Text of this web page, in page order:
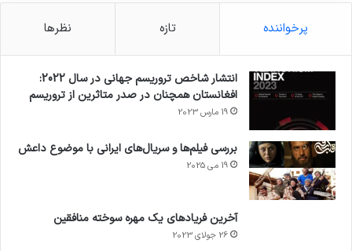
پرخواننده تازه نظرها
انتشار شاخص تروریسم جهانی در سال 2022:
افغانستان همچنان در صدر متاثرین از تروریسم
19 مارس 2023
بررسی فیلم‌ها و سریال‌های ایرانی با موضوع داعش
19 می 2025
آخرین فریادهای یک مهره سوخته منافقین
26 جولای 2023